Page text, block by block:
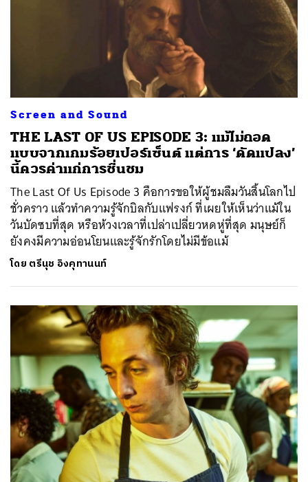
Screen and Sound
THE LAST OF US EPISODE 3: แม้ไม่ถอด
แบบจากเกมร้อยเปอร์เซ็นต์ แต่การ ‘ดัดแปลง’
นี้ควรค่าแก่การชื่นชม
The Last Of Us Episode 3 คือการขอให้ผู้ชมลืมวันสิ้นโลกไป
ชั่วคราว แล้วทำความรู้จักบิลกับแฟรงก์ ที่เผยให้เห็นว่าแม้ใน
วันบัดซบที่สุด หรือห้วงเวลาที่เปล่าเปลี่ยวหดหู่ที่สุด มนุษย์ก็
ยังคงมีความอ่อนโยนและรู้จักรักโดยไม่มีข้อแม้
โดย ตรีนุช อิงคุทานนท์